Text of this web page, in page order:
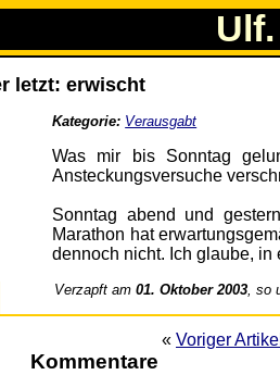
letzt: erwischt
Kategorie: Verausgabt
Was mir bis Sonntag
Ansteckungsversuche
Sonntag abend und
Marathon hat
dennoch nicht. Ich glaube, in
Verzapft am01. Oktober 2003, so
« Voriger Artikel
Kommentare